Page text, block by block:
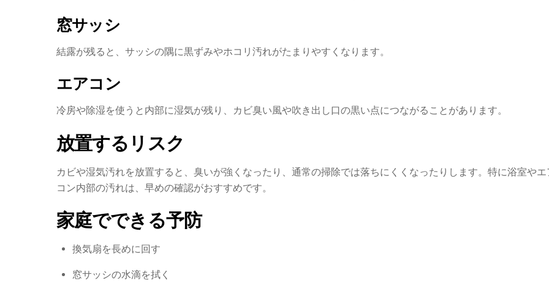
窓サッシ
結露が残ると、サッシの隅に黒ずみやホコリ汚れがたまりやすくなります。
エアコン
冷房や除湿を使うと内部に湿気が残り、カビ臭い風や吹き出し口の黒い点につながることがあります。
放置するリスク
カビや湿気汚れを放置すると、臭いが強くなったり、通常の掃除では落ちにくくなったりします。特に浴室やエ
コン内部の汚れは、早めの確認がおすすめです。
家庭でできる予防
換気扇を長めに回す
窓サッシの水滴を拭く